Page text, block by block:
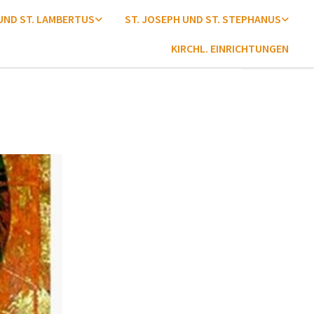
ST. LAMBERTUS ST. JOSEPH UND ST. STEPHANUS
KIRCHL. EINRICHTUNGEN